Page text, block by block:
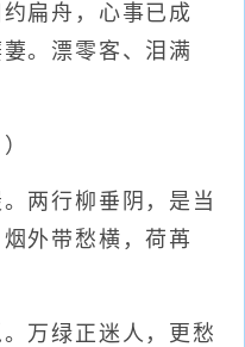
扁舟，心事已成
。漂零客、泪满
两行柳垂阴，是当
外带愁横，荷苒
万绿正迷人，更愁